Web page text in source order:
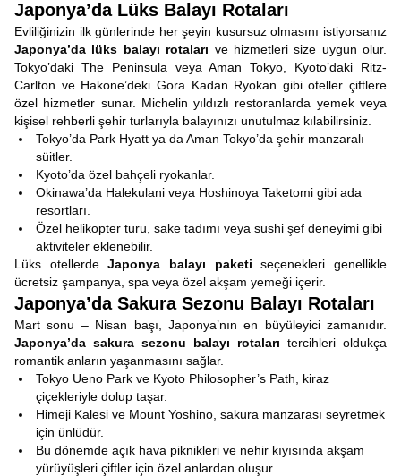
Japonya’da Lüks Balayı Rotaları
Evliliğinizin ilk günlerinde her şeyin kusursuz olmasını istiyorsanız
Japonya’da lüks balayı rotaları ve hizmetleri size uygun olur.
Tokyo’daki The Peninsula veya Aman Tokyo, Kyoto’daki Ritz-
Carlton ve Hakone’deki Gora Kadan Ryokan gibi oteller çiftlere
özel hizmetler sunar. Michelin yıldızlı restoranlarda yemek veya
kişisel rehberli şehir turlarıyla balayınızı unutulmaz kılabilirsiniz.
Tokyo’da Park Hyatt ya da Aman Tokyo’da şehir manzaralı
süitler.
Kyoto’da özel bahçeli ryokanlar.
Okinawa’da Halekulani veya Hoshinoya Taketomi gibi ada
resortları.
Özel helikopter turu, sake tadımı veya sushi şef deneyimi gibi
aktiviteler eklenebilir.
Lüks otellerdeJaponya balayı paketi seçenekleri genellikle
ücretsiz şampanya, spa veya özel akşam yemeği içerir.
Japonya’da Sakura Sezonu Balayı Rotaları
Mart sonu – Nisan başı, Japonya’nın en büyüleyici zamanıdır.
Japonya’da sakura sezonu balayı rotaları tercihleri oldukça
romantik anların yaşanmasını sağlar.
Tokyo Ueno Park ve Kyoto Philosopher’s Path, kiraz
çiçekleriyle dolup taşar.
Himeji Kalesi ve Mount Yoshino, sakura manzarası seyretmek
için ünlüdür.
Bu dönemde açık hava piknikleri ve nehir kıyısında akşam
yürüyüşleri çiftler için özel anlardan oluşur.